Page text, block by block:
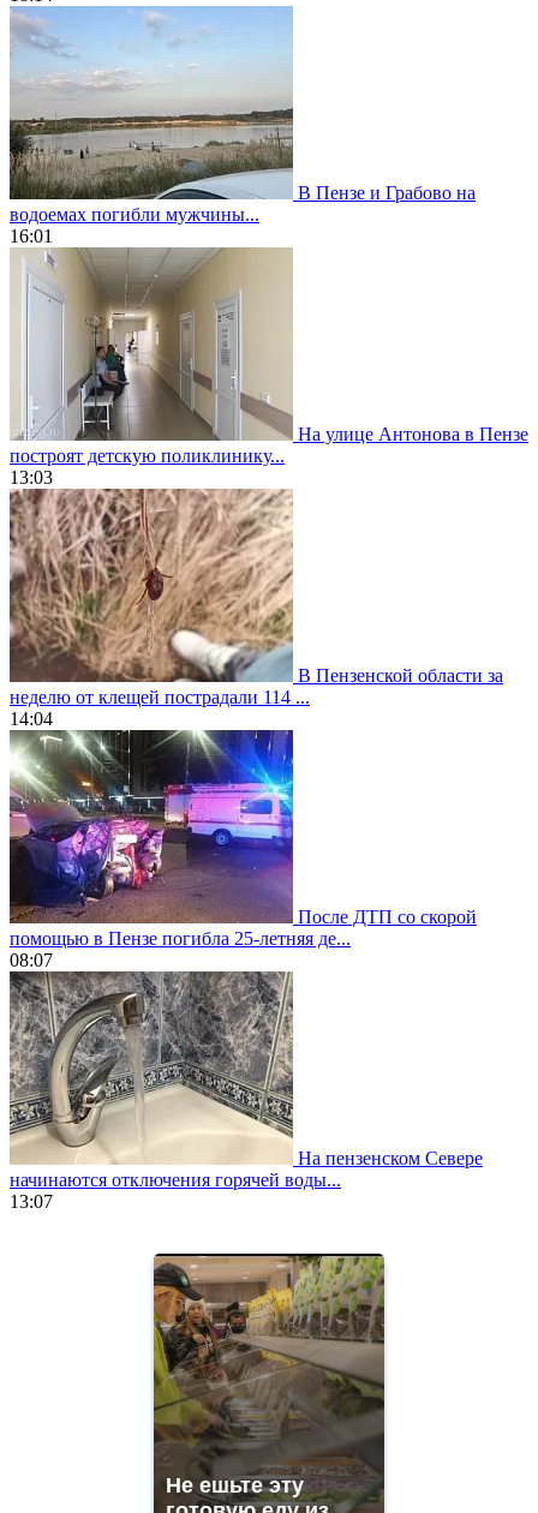
В Пензе и Грабово на
водоемах погибли мужчины...
16:01
На улице Антонова в Пензе
построят детскую поликлинику...
13:03
В Пензенской области за
неделю от клещей пострадали 114 ...
14:04
После ДТП со скорой
помощью в Пензе погибла 25-летняя де...
08:07
На пензенском Севере
начинаются отключения горячей воды...
13:07
https://gradewatches.to/
Не ешьте эту